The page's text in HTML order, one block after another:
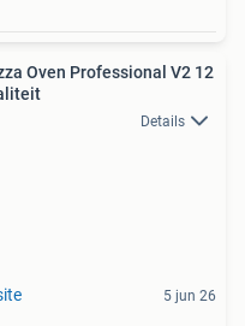
Oven Professional V2 12
Details
5 jun 26